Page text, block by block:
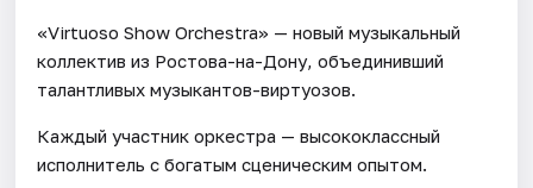
«Virtuoso Show Orchestra» — новый музыкальный
коллектив из Ростова-на-Дону, объединивший
талантливых музыкантов-виртуозов.
Каждый участник оркестра — высококлассный
исполнитель с богатым сценическим опытом.